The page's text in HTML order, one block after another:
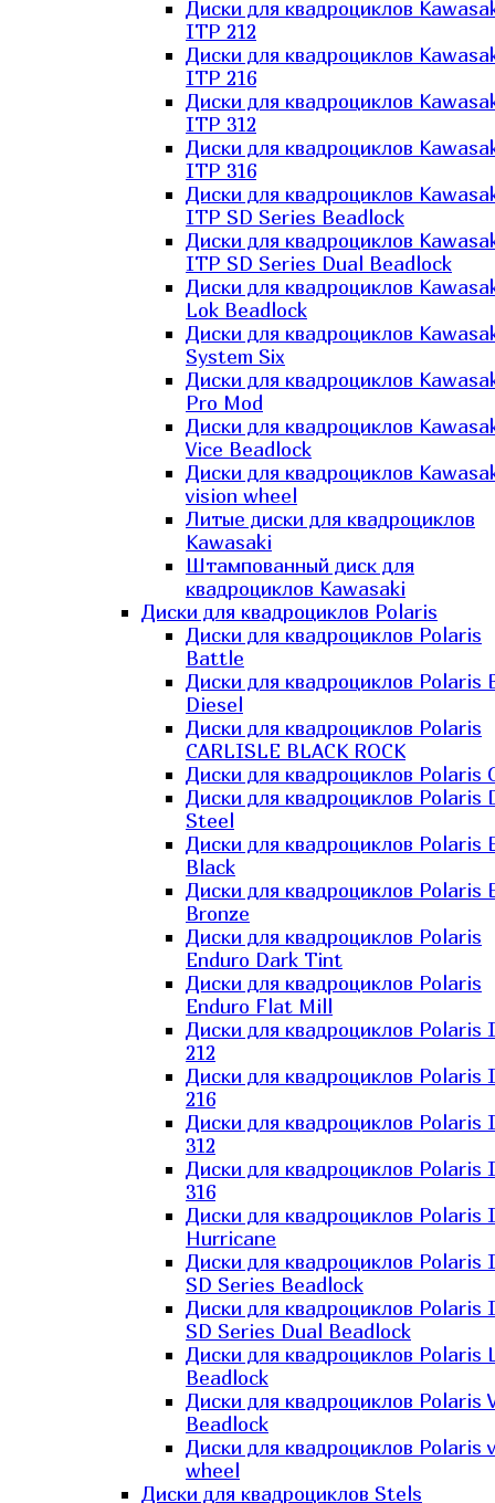
Диски для квадроциклов
ITP 212
Диски для квадроциклов
ITP 216
Диски для квадроциклов
ITP 312
Диски для квадроциклов
ITP 316
Диски для квадроциклов
ITP SD Series Beadlock
Диски для квадроциклов
ITP SD Series Dual Beadlock
Диски для квадроциклов
Lok Beadlock
Диски для квадроциклов
System Six
Диски для квадроциклов
Pro Mod
Диски для квадроциклов
Vice Beadlock
Диски для квадроциклов
vision wheel
Литые диски для квадроциклов
Kawasaki​
Штампованный диск для
квадроциклов Kawasaki​
Диски для квадроциклов Polaris
Диски для квадроциклов Polaris
Battle
Диски для квадроциклов Polaris
Diesel
Диски для квадроциклов Polaris
CARLISLE BLACK ROCK
Диски для квадроциклов Polaris
Диски для квадроциклов Polaris
Steel
Диски для квадроциклов Polaris
Black
Диски для квадроциклов Polaris
Bronze
Диски для квадроциклов Polaris
Enduro Dark Tint
Диски для квадроциклов Polaris
Enduro Flat Mill
Диски для квадроциклов Polaris
212
Диски для квадроциклов Polaris
216
Диски для квадроциклов Polaris
312
Диски для квадроциклов Polaris
316
Диски для квадроциклов Polaris
Hurricane
Диски для квадроциклов Polaris
SD Series Beadlock
Диски для квадроциклов Polaris
SD Series Dual Beadlock
Диски для квадроциклов Polaris
Beadlock
Диски для квадроциклов Polaris
Beadlock
Диски для квадроциклов Polaris
wheel
Диски для квадроциклов Stels